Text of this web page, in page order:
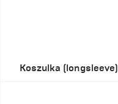
Koszulka (longsleeve)